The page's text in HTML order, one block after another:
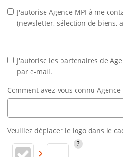
J'autorise Agence MPI à me
(newsletter, sélection de biens,
J'autorise les partenaires de
par e-mail.
Comment avez-vous connu Agence
Veuillez déplacer le logo dans le